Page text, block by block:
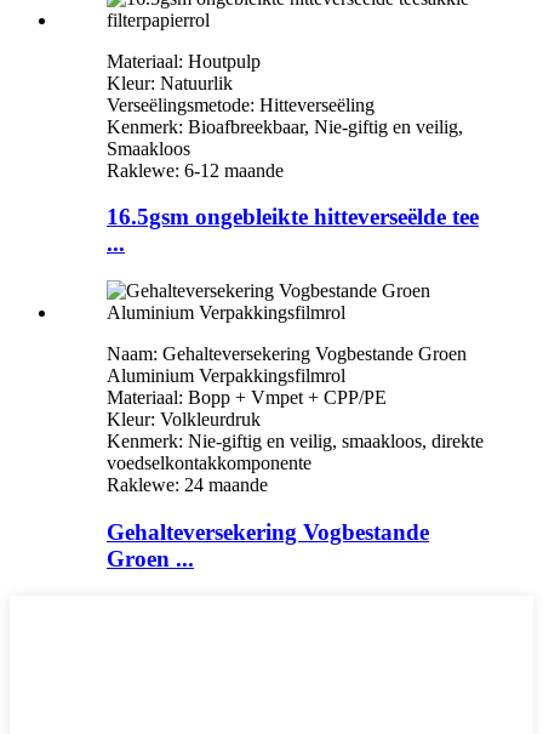
Materiaal: Houtpulp
Kleur: Natuurlik
Verseëlingsmetode: Hitteverseëling
Kenmerk: Bioafbreekbaar, Nie-giftig en veilig,
Smaakloos
Raklewe: 6-12 maande
16.5gsm ongebleikte hitteverseëlde tee
...
Naam: Gehalteversekering Vogbestande Groen
Aluminium Verpakkingsfilmrol
Materiaal: Bopp + Vmpet + CPP/PE
Kleur: Volkleurdruk
Kenmerk: Nie-giftig en veilig, smaakloos, direkte
voedselkontakkomponente
Raklewe: 24 maande
Gehalteversekering Vogbestande
Groen ...